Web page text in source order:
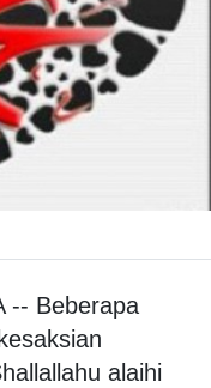
-- Beberapa
alaihi